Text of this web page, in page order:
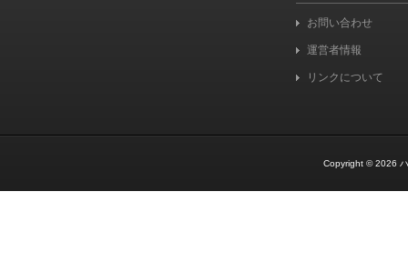
お問い合わせ
運営者情報
リンクについて
Copyright © 2026